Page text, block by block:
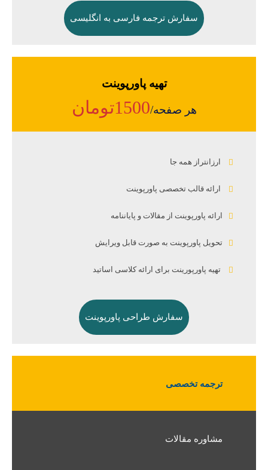
سفارش ترجمه فارسی به انگلیسی
تهیه پاورپوینت
هر صفحه/1500تومان
ارزانتراز همه جا
ارائه قالب تخصصی پاورپوینت
ارائه پاورپوینت از مقالات و پایاننامه
تحویل پاورپوینت به صورت قابل ویرایش
تهیه پاورپورینت برای ارائه کلاسی اساتید
سفارش طراحی پاورپوینت
ترجمه تخصصی
مشاوره مقالات